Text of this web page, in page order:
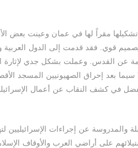
تشكيلها مقراً لها في عمان وعينت بعض
قوي. فقد قدمت إلى الدول العربية
عن القدس. وعملت بشكل جدي لإثارة
سيما بعد إحراق الصهيونيين المسجد
في كشف النقاب عن أعمال
والمدروسة عن إجراءات الإسرائيليين
على أراضي العرب والأوقاف